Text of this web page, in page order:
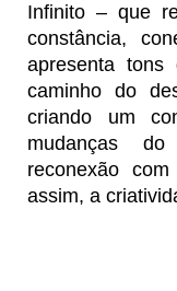
Infinito – que
constância,
apresenta
caminho do
criando um
mudanças
reconexão
assim, a